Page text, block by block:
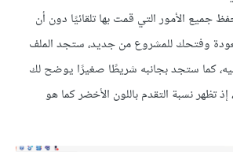
جميع الأمور التي قمت بها تلقائيًا دون أن
وفتحك للمشروع من جديد، ستجد الملف
كما ستجد بجانبه شريطًا صغيرًا يوضح لك
تظهر نسبة التقدم باللون الأخضر كما هو